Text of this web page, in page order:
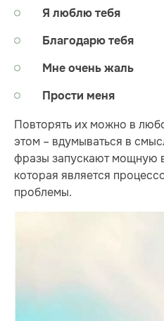
Я люблю тебя
Благодарю тебя
Мне очень жаль
Прости меня
Повторять их можно в
этом – вдумываться в
фразы запускают мощную
которая является
проблемы.